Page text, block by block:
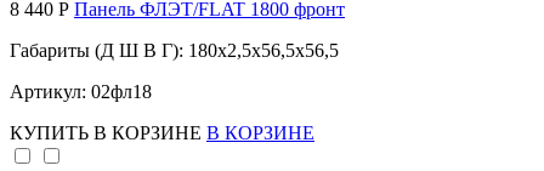
8 440 Р Панель ФЛЭТ/FLAT 1800 фронт
Габариты (Д Ш В Г): 180x2,5x56,5x56,5
Артикул: 02фл18
КУПИТЬ В КОРЗИНЕ В КОРЗИНЕ